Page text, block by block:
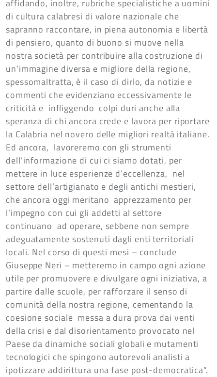
affidando, inoltre, rubriche specialistiche a uomini
di cultura calabresi di valore nazionale che
sapranno raccontare, in piena autonomia e libertà
di pensiero, quanto di buono si muove nella
nostra società per contribuire alla costruzione di
un’immagine diversa e migliore della regione,
spessomaltratta, è il caso di dirlo, da notizie e
commenti che evidenziano eccessivamente le
criticità e infliggendo colpi duri anche alla
speranza di chi ancora crede e lavora per riportare
la Calabria nel novero delle migliori realtà italiane.
Ed ancora, lavoreremo con gli strumenti
dell’informazione di cui ci siamo dotati, per
mettere in luce esperienze d’eccellenza, nel
settore dell’artigianato e degli antichi mestieri,
che ancora oggi meritano apprezzamento per
l’impegno con cui gli addetti al settore
continuano ad operare, sebbene non sempre
adeguatamente sostenuti dagli enti territoriali
locali. Nel corso di questi mesi – conclude
Giuseppe Neri – metteremo in campo ogni azione
utile per promuovere e divulgare ogni iniziativa, a
partire dalle scuole, per rafforzare il senso di
comunità della nostra regione, cementando la
coesione sociale messa a dura prova dai venti
della crisi e dal disorientamento provocato nel
Paese da dinamiche sociali globali e mutamenti
tecnologici che spingono autorevoli analisti a
ipotizzare addirittura una fase post-democratica”.